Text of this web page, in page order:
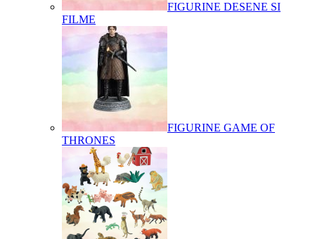
FIGURINE DESENE SI
FILME
FIGURINE GAME OF
THRONES